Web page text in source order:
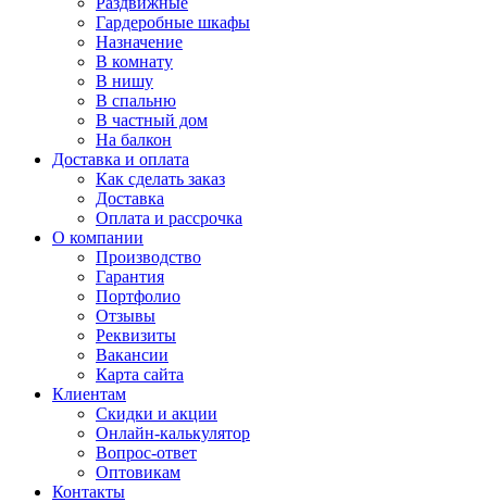
Гардеробные шкафы
Назначение
В комнату
В нишу
В спальню
В частный дом
На балкон
Доставка и оплата
Как сделать заказ
Доставка
Оплата и рассрочка
О компании
Производство
Гарантия
Портфолио
Отзывы
Реквизиты
Вакансии
Карта сайта
Клиентам
Скидки и акции
Онлайн-калькулятор
Вопрос-ответ
Оптовикам
Контакты